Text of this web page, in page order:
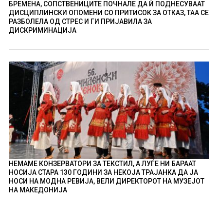
БРЕМЕНА, СОПСТВЕНИЦИТЕ ПОЧНАЛЕ ДА Ѝ ПОДНЕСУВААТ
ДИСЦИПЛИНСКИ ОПОМЕНИ СО ПРИТИСОК ЗА ОТКАЗ, ТАА СЕ
РАЗБОЛЕЛА ОД СТРЕС И ГИ ПРИЈАВИЛА ЗА
ДИСКРИМИНАЦИЈА
НЕМАМЕ КОНЗЕРВАТОРИ ЗА ТЕКСТИЛ, А ЛУЃЕ НИ БАРААТ
НОСИЈА СТАРА 130 ГОДИНИ ЗА НЕКОЈА ТРАЈАНКА ДА ЈА
НОСИ НА МОДНА РЕВИЈА, ВЕЛИ ДИРЕКТОРОТ НА МУЗЕЈОТ
НА МАКЕДОНИЈА